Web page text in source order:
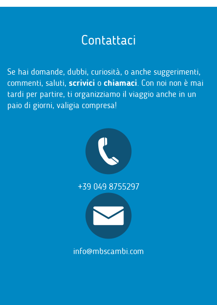
Contattaci
Se hai domande, dubbi, curiosità, o anche suggerimenti,
commenti, saluti, scrivici o chiamaci. Con noi non è mai
tardi per partire, ti organizziamo il viaggio anche in un
paio di giorni, valigia compresa!
+39 049 8755297
info@mbscambi.com